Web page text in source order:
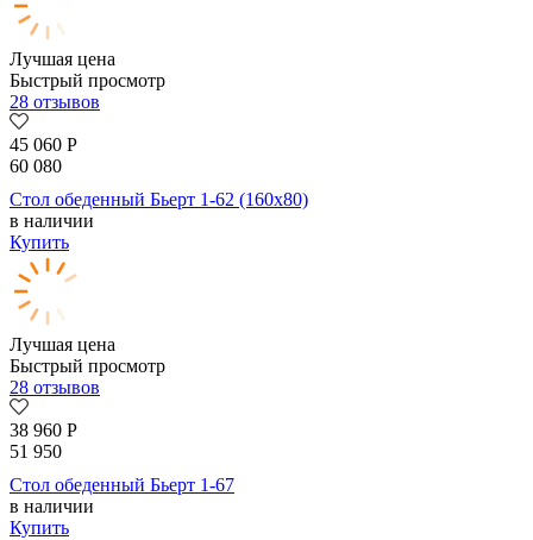
Лучшая цена
Быстрый просмотр
28 отзывов
45 060 Р
60 080
Стол обеденный Бьерт 1-62 (160х80)
в наличии
Купить
Лучшая цена
Быстрый просмотр
28 отзывов
38 960 Р
51 950
Стол обеденный Бьерт 1-67
в наличии
Купить